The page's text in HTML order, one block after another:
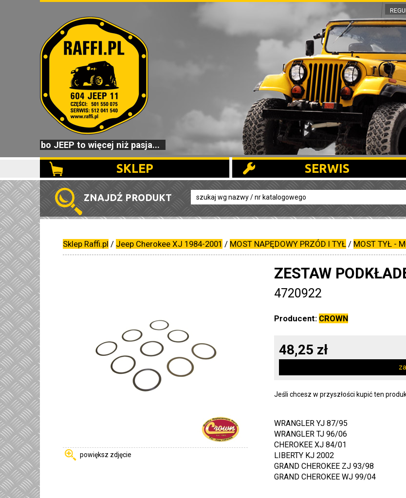
bo JEEP to więcej niż pasja...
SKLEP SERWIS
ZNAJDŹ PRODUKT
Sklep Raffi.pl / Jeep Cherokee XJ 1984-2001 / MOST NAPĘDOWY PRZÓD I TYŁ / MOST TYŁ -
powiększ zdjęcie
ZESTAW
4720922
Producent: CROWN
48,25 zł
Jeśli chcesz w przyszłości kupić ten
WRANGLER YJ 87/95
WRANGLER TJ 96/06
CHEROKEE XJ 84/01
LIBERTY KJ 2002
GRAND CHEROKEE ZJ 93/98
GRAND CHEROKEE WJ 99/04